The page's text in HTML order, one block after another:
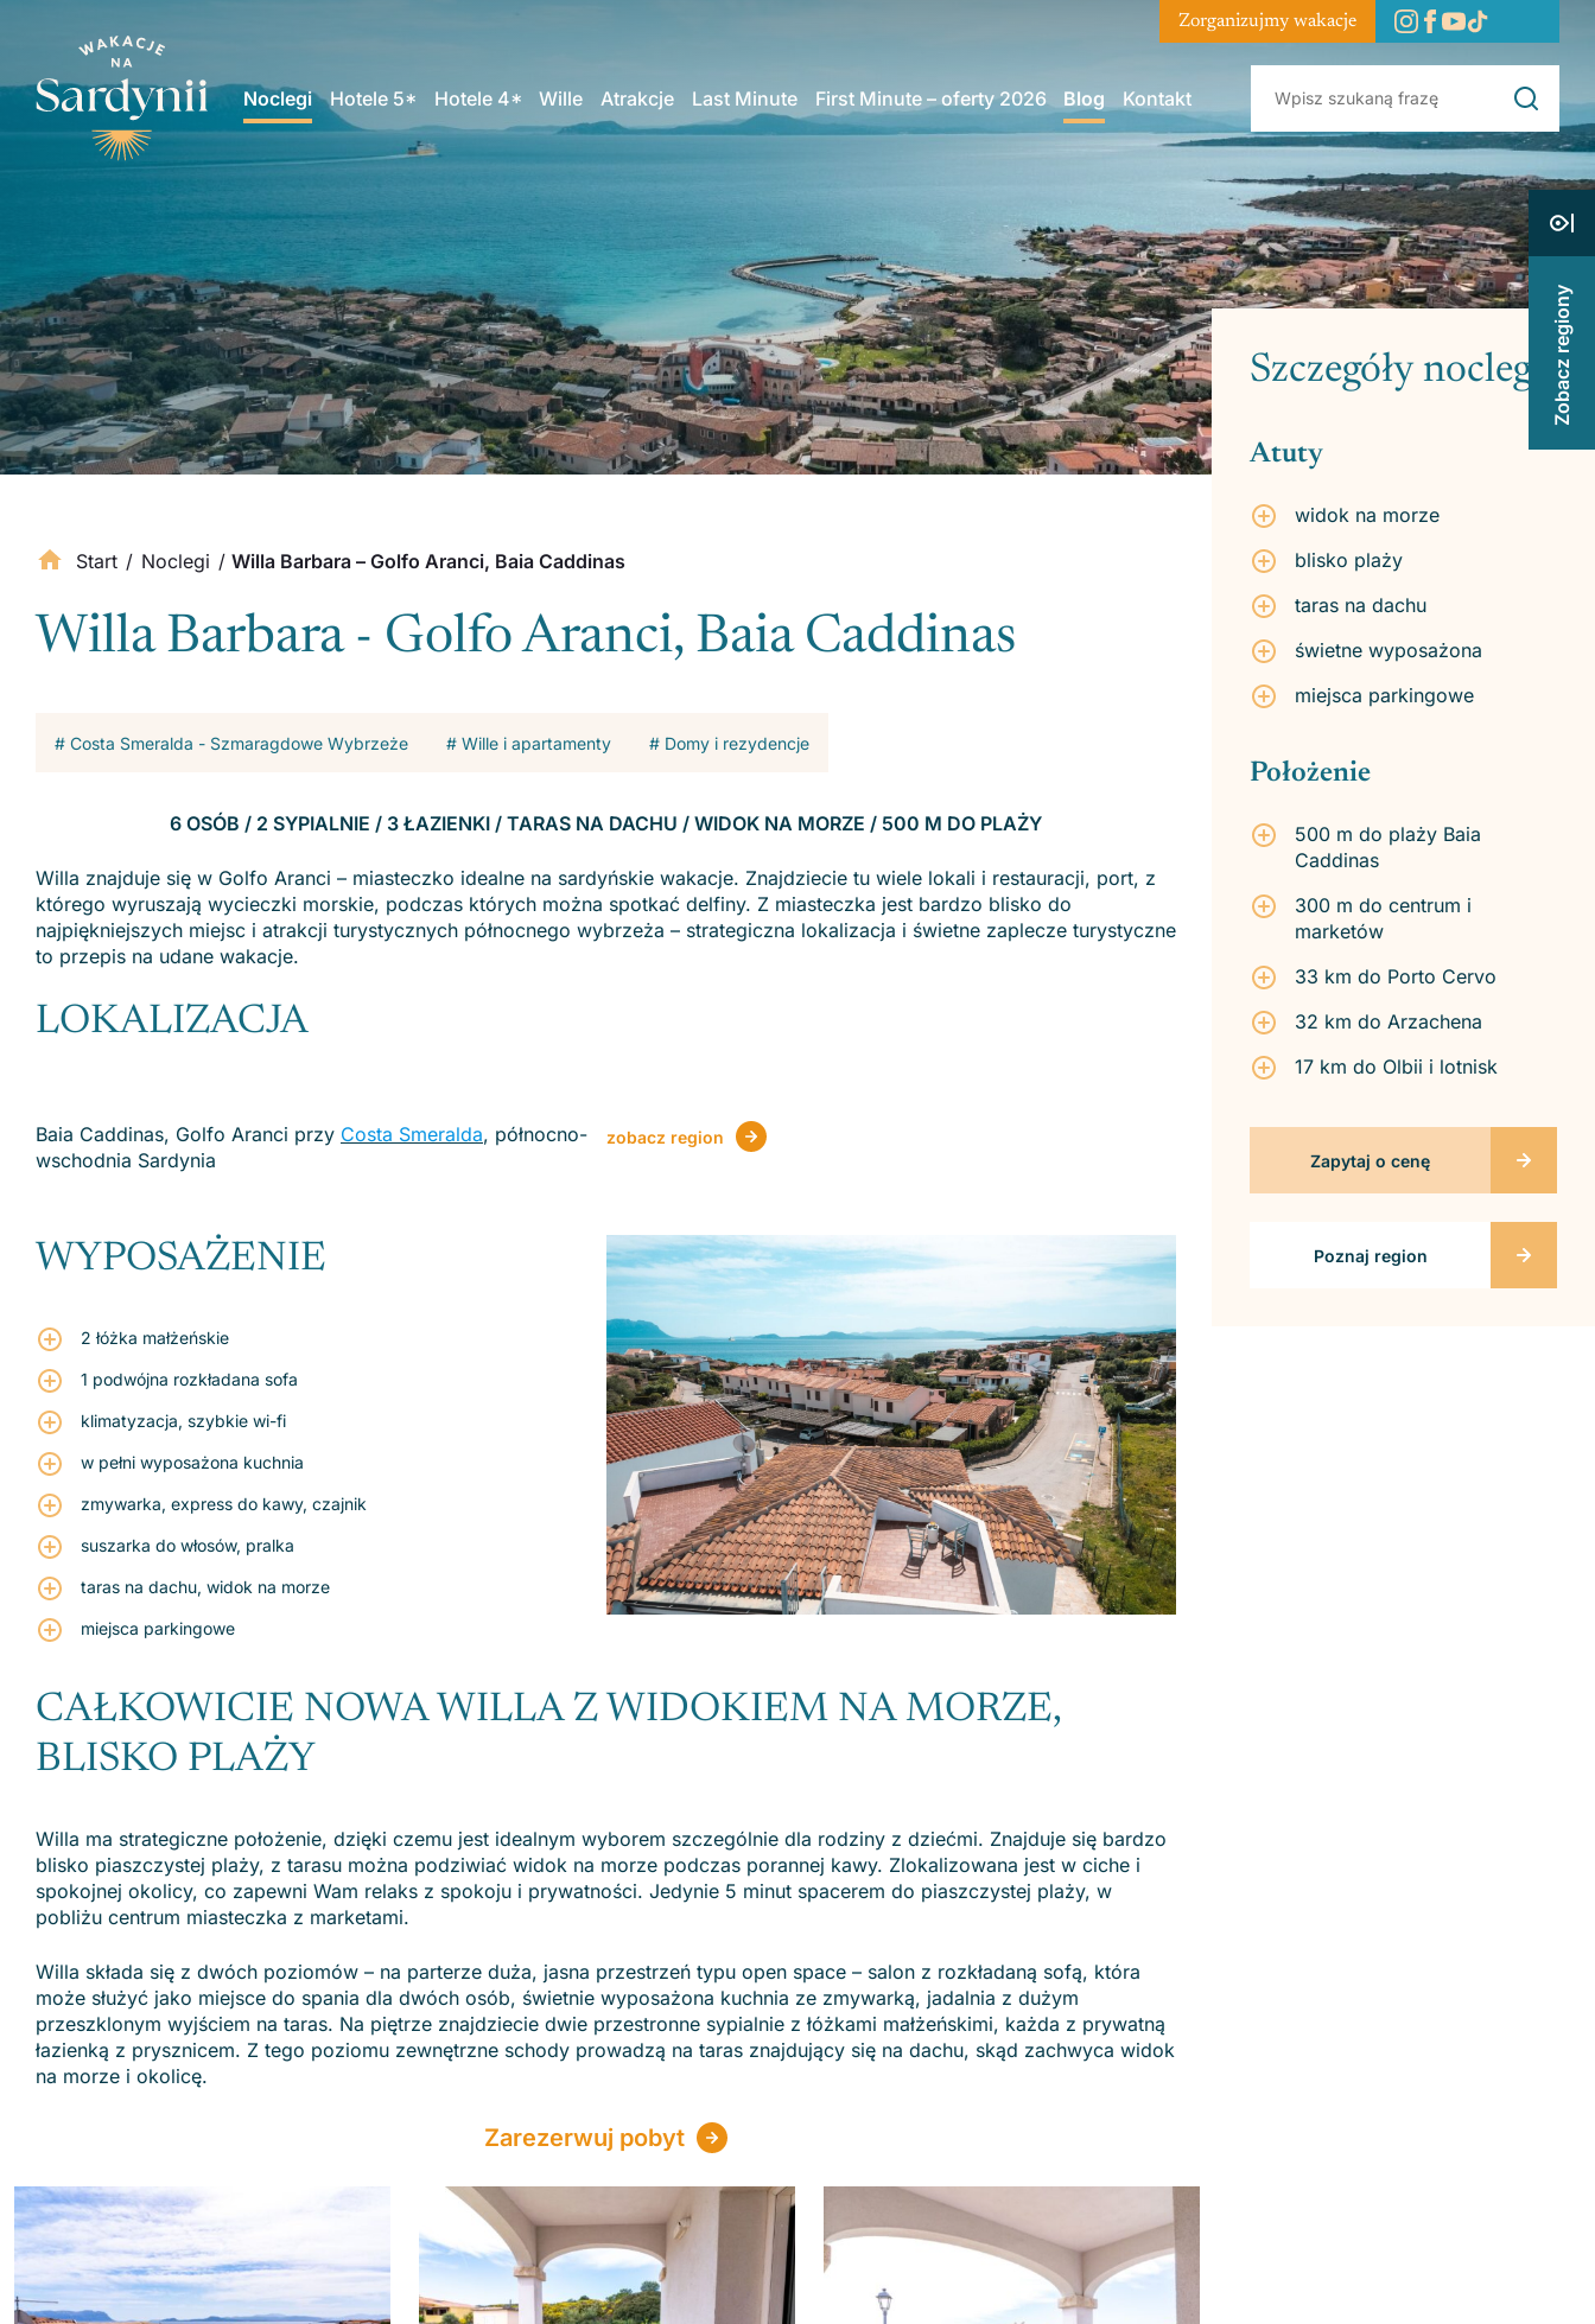
Noclegi Hotele 5* Hotele 4* Wille Atrakcje Last Minute First Minute – oferty 2026 Blog Kontakt
Zorganizujmy wakacje
Szczegóły noclegu
Atuty
widok na morze
blisko plaży
taras na dachu
świetne wyposażona
miejsca parkingowe
Położenie
500 m do plaży Baia
Caddinas
300 m do centrum i
marketów
33 km do Porto Cervo
32 km do Arzachena
17 km do Olbii i lotnisk
Zapytaj o cenę
Poznaj region
Start / Noclegi / Willa Barbara – Golfo Aranci, Baia Caddinas
Willa Barbara - Golfo Aranci, Baia Caddinas
# Costa Smeralda - Szmaragdowe Wybrzeże # Wille i apartamenty # Domy i rezydencje
6 OSÓB / 2 SYPIALNIE / 3 ŁAZIENKI / TARAS NA DACHU / WIDOK NA MORZE / 500 M DO PLAŻY
Willa znajduje się w Golfo Aranci – miasteczko idealne na sardyńskie wakacje. Znajdziecie tu wiele lokali i restauracji, port, z
którego wyruszają wycieczki morskie, podczas których można spotkać delfiny. Z miasteczka jest bardzo blisko do
najpiękniejszych miejsc i atrakcji turystycznych północnego wybrzeża – strategiczna lokalizacja i świetne zaplecze turystyczne
to przepis na udane wakacje.
LOKALIZACJA
Baia Caddinas, Golfo Aranci przy Costa Smeralda, północno-
wschodnia Sardynia
zobacz region
WYPOSAŻENIE
2 łóżka małżeńskie
1 podwójna rozkładana sofa
klimatyzacja, szybkie wi-fi
w pełni wyposażona kuchnia
zmywarka, express do kawy, czajnik
suszarka do włosów, pralka
taras na dachu, widok na morze
miejsca parkingowe
CAŁKOWICIE NOWA WILLA Z WIDOKIEM NA MORZE,
BLISKO PLAŻY
Willa ma strategiczne położenie, dzięki czemu jest idealnym wyborem szczególnie dla rodziny z dziećmi. Znajduje się bardzo
blisko piaszczystej plaży, z tarasu można podziwiać widok na morze podczas porannej kawy. Zlokalizowana jest w ciche i
spokojnej okolicy, co zapewni Wam relaks z spokoju i prywatności. Jedynie 5 minut spacerem do piaszczystej plaży, w
pobliżu centrum miasteczka z marketami.
Willa składa się z dwóch poziomów – na parterze duża, jasna przestrzeń typu open space – salon z rozkładaną sofą, która
może służyć jako miejsce do spania dla dwóch osób, świetnie wyposażona kuchnia ze zmywarką, jadalnia z dużym
przeszklonym wyjściem na taras. Na piętrze znajdziecie dwie przestronne sypialnie z łóżkami małżeńskimi, każda z prywatną
łazienką z prysznicem. Z tego poziomu zewnętrzne schody prowadzą na taras znajdujący się na dachu, skąd zachwyca widok
na morze i okolicę.
Zarezerwuj pobyt
Zobacz regiony